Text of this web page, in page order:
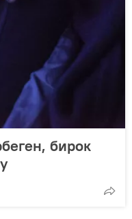
бирок